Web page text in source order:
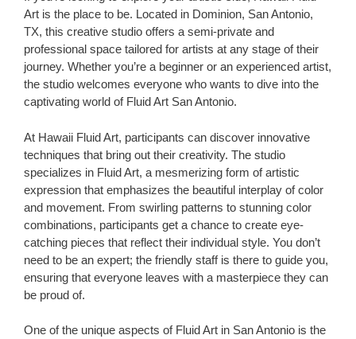
Art is the place to be. Located in Dominion, San Antonio,
TX, this creative studio offers a semi-private and
professional space tailored for artists at any stage of their
journey. Whether you’re a beginner or an experienced artist,
the studio welcomes everyone who wants to dive into the
captivating world of Fluid Art San Antonio.
At Hawaii Fluid Art, participants can discover innovative
techniques that bring out their creativity. The studio
specializes in Fluid Art, a mesmerizing form of artistic
expression that emphasizes the beautiful interplay of color
and movement. From swirling patterns to stunning color
combinations, participants get a chance to create eye-
catching pieces that reflect their individual style. You don’t
need to be an expert; the friendly staff is there to guide you,
ensuring that everyone leaves with a masterpiece they can
be proud of.
One of the unique aspects of Fluid Art in San Antonio is the